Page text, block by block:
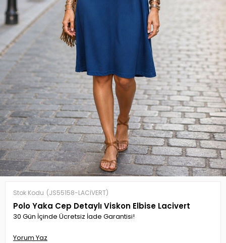
Stok Kodu (JS55158-LACİVERT)
Polo Yaka Cep Detaylı Viskon Elbise Lacivert
30 Gün İçinde Ücretsiz İade Garantisi!
Yorum Yaz